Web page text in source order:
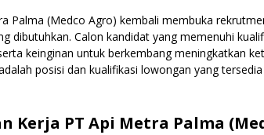
Palma (Medco Agro) kembali membuka
dibutuhkan. Calon kandidat yang memenuhi
keinginan untuk berkembang meningkatkan
posisi dan kualifikasi lowongan yang
Kerja PT Api Metra Palma